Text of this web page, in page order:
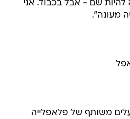
להיות שם - אבל בכבוד. אני
מעונה".
משותף של פלאפלייה